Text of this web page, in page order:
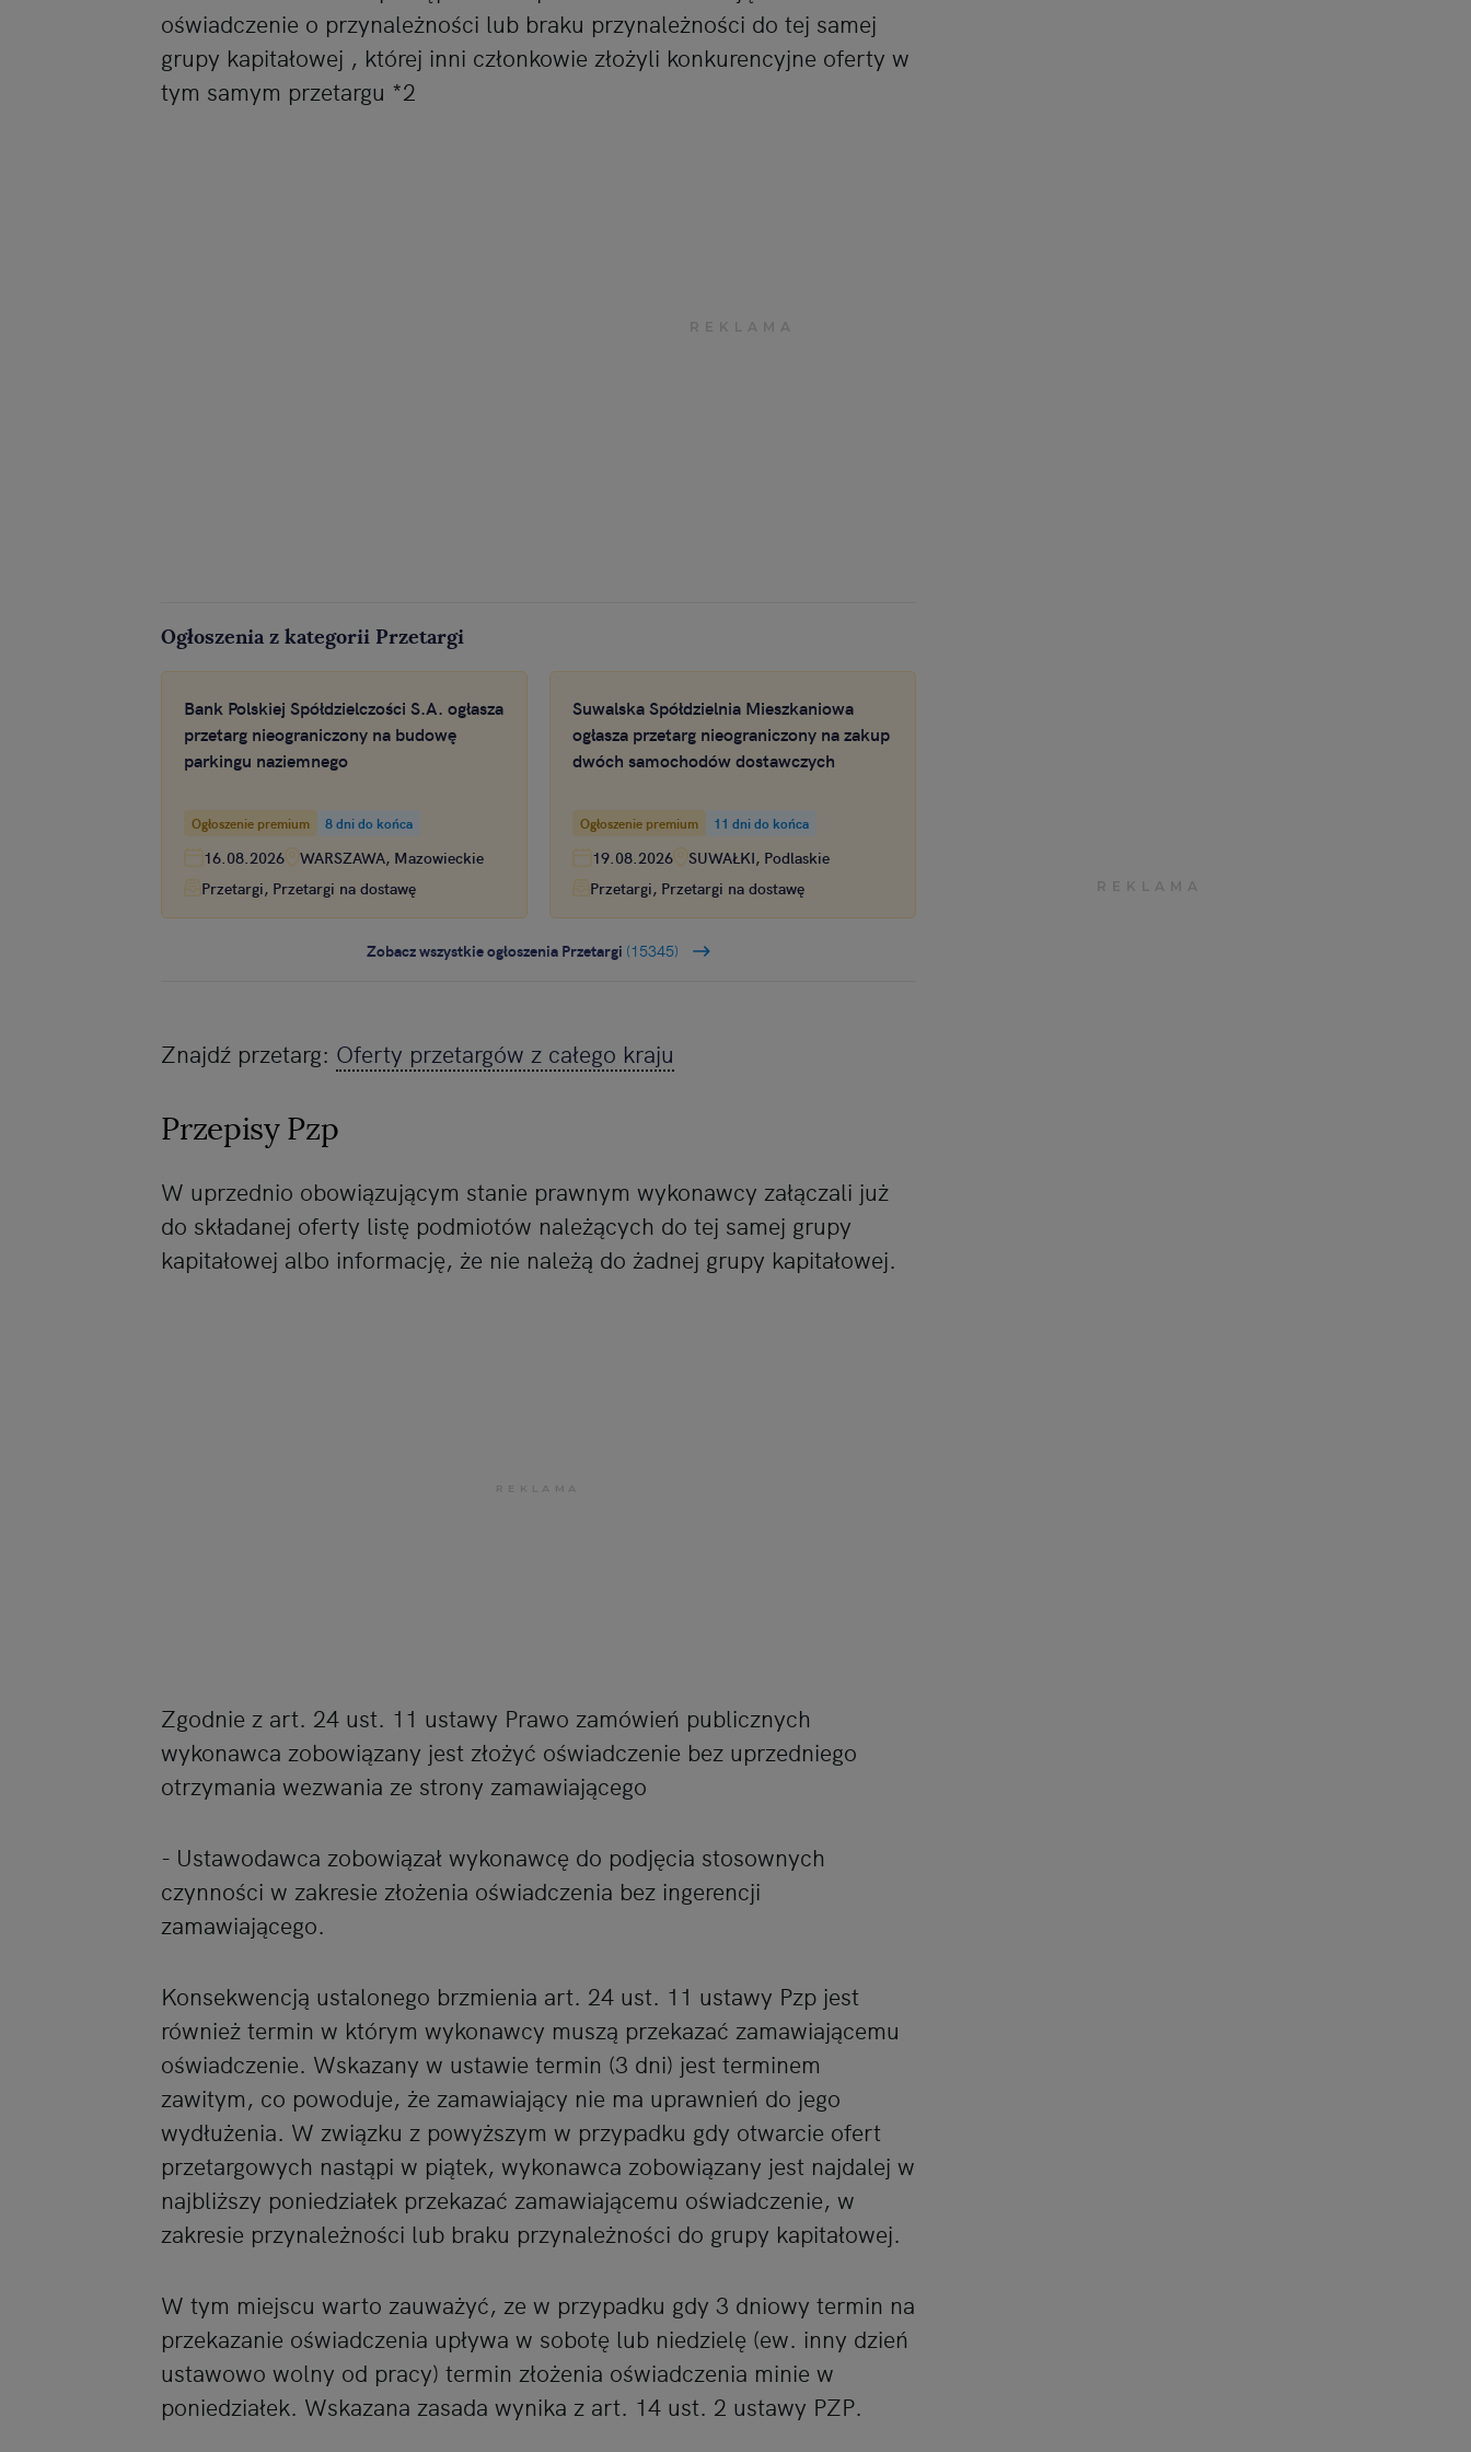
oświadczenie o przynależności lub braku przynależności do tej samej
grupy kapitałowej , której inni członkowie złożyli konkurencyjne oferty w
tym samym przetargu *2
Ogłoszenia z kategorii Przetargi
Bank Polskiej Spółdzielczości S.A. ogłasza
przetarg nieograniczony na budowę
parkingu naziemnego
Ogłoszenie premium 8 dni do końca
16.08.2026
WARSZAWA, Mazowieckie
Przetargi, Przetargi na dostawę
Suwalska Spółdzielnia Mieszkaniowa
ogłasza przetarg nieograniczony na zakup
dwóch samochodów dostawczych
Ogłoszenie premium 11 dni do końca
19.08.2026
SUWAŁKI, Podlaskie
Przetargi, Przetargi na dostawę
Zobacz wszystkie ogłoszenia Przetargi (15345)
Znajdź przetarg: Oferty przetargów z całego kraju
Przepisy Pzp
W uprzednio obowiązującym stanie prawnym wykonawcy załączali już
do składanej oferty listę podmiotów należących do tej samej grupy
kapitałowej albo informację, że nie należą do żadnej grupy kapitałowej.
Zgodnie z art. 24 ust. 11 ustawy Prawo zamówień publicznych
wykonawca zobowiązany jest złożyć oświadczenie bez uprzedniego
otrzymania wezwania ze strony zamawiającego
- Ustawodawca zobowiązał wykonawcę do podjęcia stosownych
czynności w zakresie złożenia oświadczenia bez ingerencji
zamawiającego.
Konsekwencją ustalonego brzmienia art. 24 ust. 11 ustawy Pzp jest
również termin w którym wykonawcy muszą przekazać zamawiającemu
oświadczenie. Wskazany w ustawie termin (3 dni) jest terminem
zawitym, co powoduje, że zamawiający nie ma uprawnień do jego
wydłużenia. W związku z powyższym w przypadku gdy otwarcie ofert
przetargowych nastąpi w piątek, wykonawca zobowiązany jest najdalej w
najbliższy poniedziałek przekazać zamawiającemu oświadczenie, w
zakresie przynależności lub braku przynależności do grupy kapitałowej.
W tym miejscu warto zauważyć, ze w przypadku gdy 3 dniowy termin na
przekazanie oświadczenia upływa w sobotę lub niedzielę (ew. inny dzień
ustawowo wolny od pracy) termin złożenia oświadczenia minie w
poniedziałek. Wskazana zasada wynika z art. 14 ust. 2 ustawy PZP.